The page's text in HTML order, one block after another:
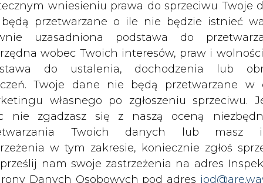
uzasadniona podstawa do
wobec Twoich interesów, praw i
do ustalenia, dochodzenia lub
Twoje dane nie będą przetwarzane w
własnego po zgłoszeniu sprzeciwu.
nie zgadzasz się z naszą oceną
Twoich danych lub masz
w tym zakresie, koniecznie zgłoś
nam swoje zastrzeżenia na adres
Danych Osobowych pod adres
zgody nie wpływa na zgodność z
Gazownictwa, która dystrybuuje gaz w
imieniu takich klientów z PGiNG Obrót
EC jest 50 tys. gospodarstw domowych
podstawie świeżo uchwalonego
je we wrześniu, aby załatać